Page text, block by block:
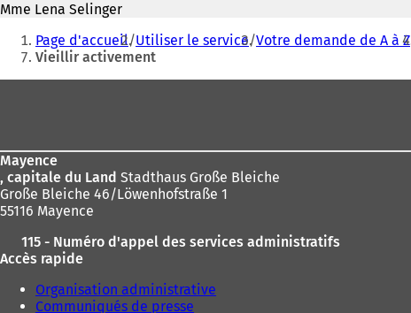
Mme Lena Selinger
Vous
êtes
ici
Page d'accueil Utiliser le service Votre demande de A à Z
Vieillir activement
Mayence
, capitale du Land Stadthaus Große Bleiche
Große Bleiche 46/Löwenhofstraße 1
55116 Mayence
115 - Numéro d'appel des services administratifs
Accès rapide
Organisation administrative
Communiqués de presse